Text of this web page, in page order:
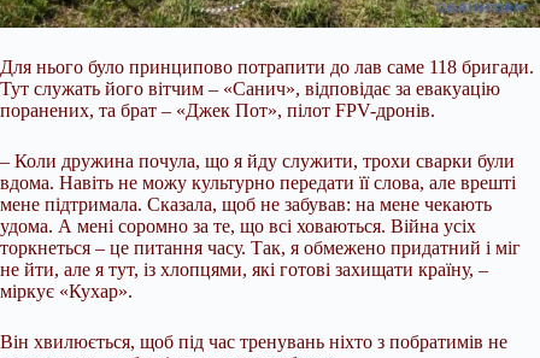
Для нього було принципово потрапити до лав саме 118 бригади.
Тут служать його вітчим – «Санич», відповідає за евакуацію
поранених, та брат – «Джек Пот», пілот FPV-дронів.
– Коли дружина почула, що я йду служити, трохи сварки були
вдома. Навіть не можу культурно передати її слова, але врешті
мене підтримала. Сказала, щоб не забував: на мене чекають
удома. А мені соромно за те, що всі ховаються. Війна усіх
торкнеться – це питання часу. Так, я обмежено придатний і міг
не йти, але я тут, із хлопцями, які готові захищати країну, –
міркує «Кухар».
Він хвилюється, щоб під час тренувань ніхто з побратимів не